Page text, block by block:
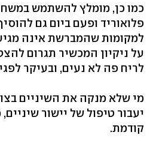
כמו כן, מומלץ להשתמש
פלואוריד ופעם ביום גם
למקומות שהמברשת אינה
על ניקיון המכשיר תגרום
לריח פה לא נעים, ובעיקר
מי שלא מנקה את השיניים
יעבור טיפול של יישור
קודמת.